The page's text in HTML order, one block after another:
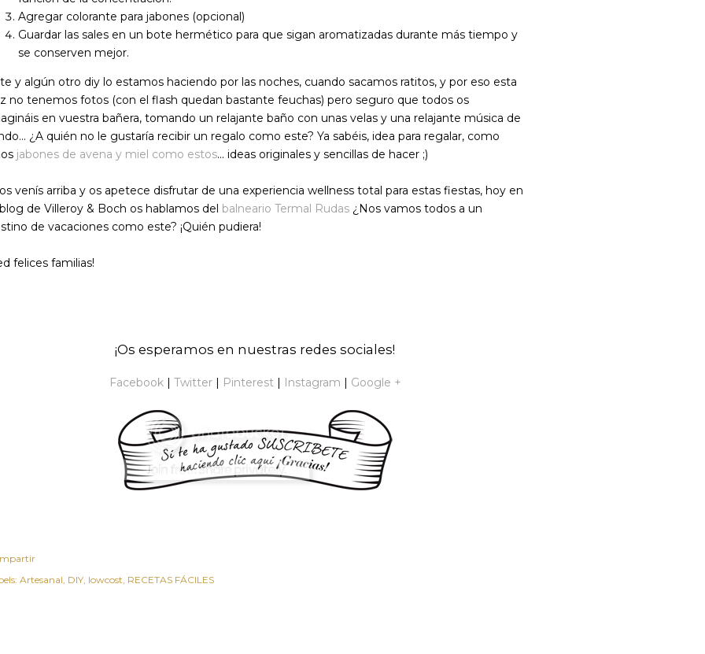
Agregar colorante para jabones (opcional)
Guardar las sales en un bote hermético para que sigan aromatizadas durante más tiempo y
se conserven mejor.
y algún otro diy lo estamos haciendo por las noches, cuando sacamos ratitos, y por eso esta
no tenemos fotos (con el flash quedan bastante feuchas) pero seguro que todos os
en vuestra bañera, tomando un relajante baño con unas velas y una relajante música de
¿A quién no le gustaría recibir un regalo como este? Ya sabéis, idea para regalar, como
jabones de avena y miel como estos... ideas originales y sencillas de hacer ;)
venís arriba y os apetece disfrutar de una experiencia wellness total para estas fiestas, hoy en
de Villeroy & Boch os hablamos del balneario Termal Rudas ¿Nos vamos todos a un
de vacaciones como este? ¡Quién pudiera!
felices familias!
¡Os esperamos en nuestras redes sociales!
Facebook| Twitter| Pinterest| Instagram | Google +
Artesanal DIY lowcost RECETAS FÁCILES